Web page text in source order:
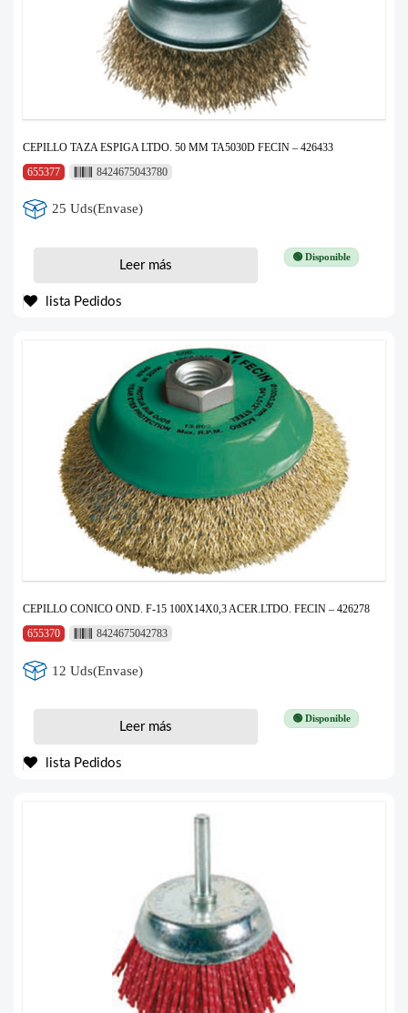
CEPILLO TAZA ESPIGA LTDO. 50 MM TA5030D FECIN – 426433
655377
8424675043780
25 Uds(Envase)
🟢 Disponible
Leer más
lista Pedidos
CEPILLO CONICO OND. F-15 100X14X0,3 ACER.LTDO. FECIN – 426278
655370
8424675042783
12 Uds(Envase)
🟢 Disponible
Leer más
lista Pedidos